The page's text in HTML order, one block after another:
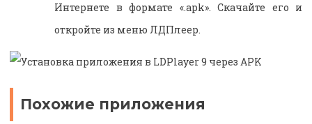
Интернете в формате «.apk». Скачайте его и
откройте из меню ЛДПлеер.
Похожие приложения